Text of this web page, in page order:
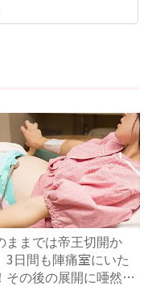
ままでは帝王切開か
日間も陣痛室にいた
その後の展開に唖然…